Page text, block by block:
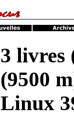
3 livres
(9500
Linux